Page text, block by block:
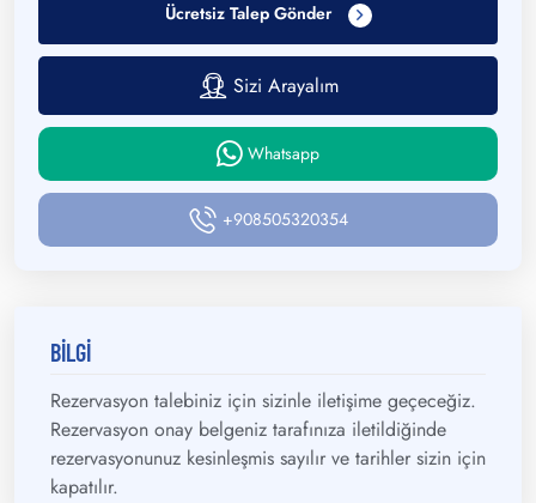
Ücretsiz Talep Gönder
Sizi Arayalım
Whatsapp
+908505320354
BİLGİ
Rezervasyon talebiniz için sizinle iletişime geçeceğiz.
Rezervasyon onay belgeniz tarafınıza iletildiğinde
rezervasyonunuz kesinleşmis sayılır ve tarihler sizin için
kapatılır.